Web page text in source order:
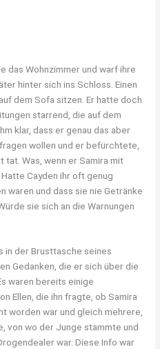
das Wohnzimmer und warf ihre
hinter sich ins Schloss. Einen
dem Sofa sitzen. Er hatte doch
starrend, die auf dem
klar, dass er genau das aber
wollen und er befürchtete,
Was, wenn er Samira mit
Cayden ihr oft genug
waren und dass sie nie Getränke
sie sich an die Warnungen
in der Brusttasche seines
Gedanken, die er sich über die
waren bereits einige
Ellen, die ihn fragte, ob Samira
worden war und gleich mehrere,
von wo der Junge stammte und
war. Diese Info war